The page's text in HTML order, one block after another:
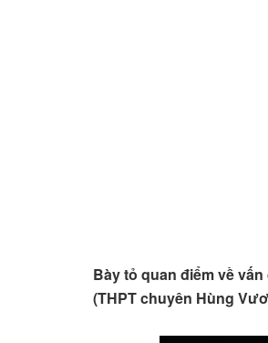
Bày tỏ quan điểm về
(THPT chuyên Hùng